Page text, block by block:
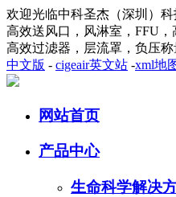
欢迎光临中科圣杰（深圳）
高效送风口，风淋室，FFU
高效过滤器，层流罩，负压称
中文版 - cigeair英文站 -xml地
网站首页
产品中心
生命科学解决